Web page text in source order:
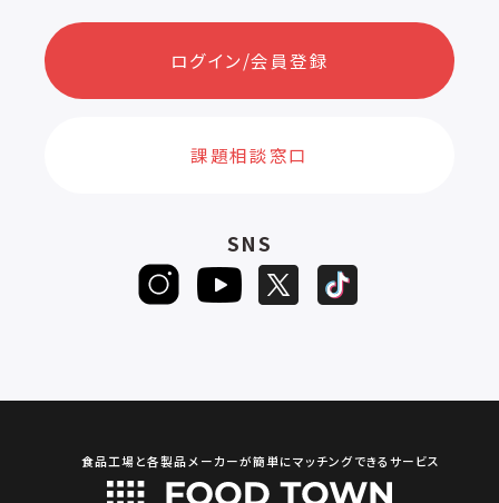
ログイン/会員登録
課題相談窓口
SNS
食品工場と各製品メーカーが簡単にマッチングできるサービス